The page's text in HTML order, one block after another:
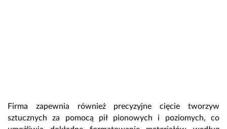
Firma zapewnia również precyzyjne cięcie tworzyw
sztucznych za pomocą pił pionowych i poziomych, co